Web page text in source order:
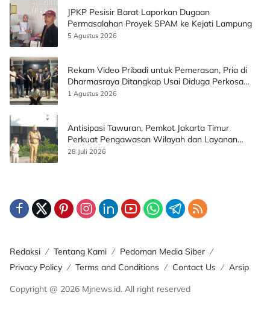
JPKP Pesisir Barat Laporkan Dugaan
Permasalahan Proyek SPAM ke Kejati Lampung
5 Agustus 2026
Rekam Video Pribadi untuk Pemerasan, Pria di
Dharmasraya Ditangkap Usai Diduga Perkosa
Korban
1 Agustus 2026
Antisipasi Tawuran, Pemkot Jakarta Timur
Perkuat Pengawasan Wilayah dan Layanan
Publik
28 Juli 2026
Redaksi Tentang Kami
Pedoman Media Siber
Privacy Policy
Terms and Conditions Contact Us
Arsip
Copyright @ 2026 Mjnews.id. All right reserved